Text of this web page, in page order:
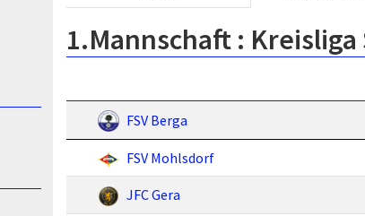
1.Mannschaft : Kreisliga
FSV Berga
FSV Mohlsdorf
JFC Gera